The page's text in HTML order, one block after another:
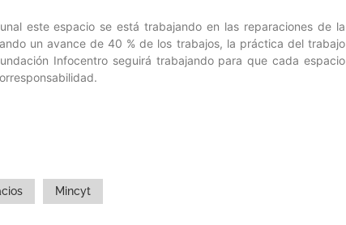
este espacio se está trabajando en las reparaciones de la
un avance de 40 % de los trabajos, la práctica del trabajo
Infocentro seguirá trabajando para que cada espacio
Mincyt